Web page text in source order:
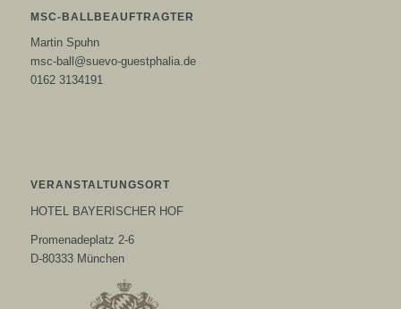
MSC-BALLBEAUFTRAGTER
Martin Spuhn
msc-ball@suevo-guestphalia.de
0162 3134191
VERANSTALTUNGSORT
HOTEL BAYERISCHER HOF
Promenadeplatz 2-6
D-80333 München